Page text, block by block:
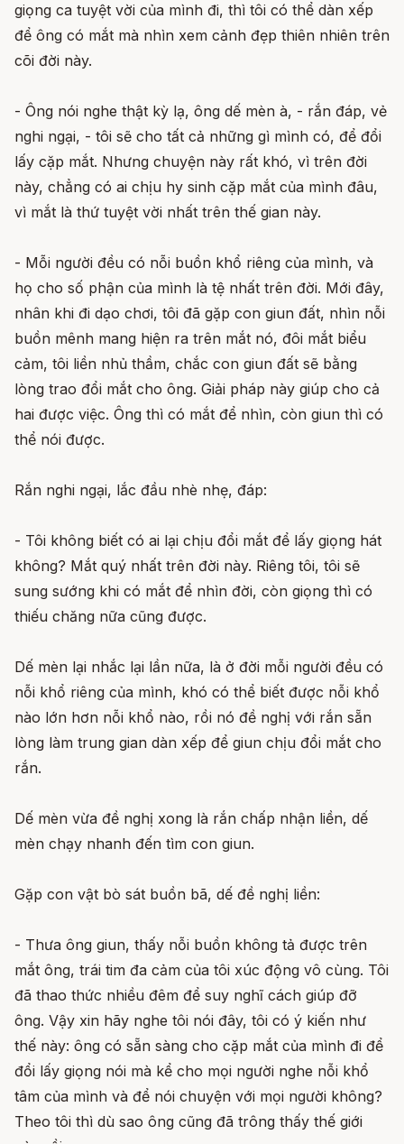
giọng ca tuyệt vời của mình đi, thì tôi có thể dàn xếp
để ông có mắt mà nhìn xem cảnh đẹp thiên nhiên trên
cõi đời này.
- Ông nói nghe thật kỳ lạ, ông dế mèn à, - rắn đáp, vẻ
nghi ngại, - tôi sẽ cho tất cả những gì mình có, để đổi
lấy cặp mắt. Nhưng chuyện này rất khó, vì trên đời
này, chẳng có ai chịu hy sinh cặp mắt của mình đâu,
vì mắt là thứ tuyệt vời nhất trên thế gian này.
- Mỗi người đều có nỗi buồn khổ riêng của mình, và
họ cho số phận của mình là tệ nhất trên đời. Mới đây,
nhân khi đi dạo chơi, tôi đã gặp con giun đất, nhìn nỗi
buồn mênh mang hiện ra trên mắt nó, đôi mắt biểu
cảm, tôi liền nhủ thầm, chắc con giun đất sẽ bằng
lòng trao đổi mắt cho ông. Giải pháp này giúp cho cả
hai được việc. Ông thì có mắt để nhìn, còn giun thì có
thể nói được.
Rắn nghi ngại, lắc đầu nhè nhẹ, đáp:
- Tôi không biết có ai lại chịu đổi mắt để lấy giọng hát
không? Mắt quý nhất trên đời này. Riêng tôi, tôi sẽ
sung sướng khi có mắt để nhìn đời, còn giọng thì có
thiếu chăng nữa cũng được.
Dế mèn lại nhắc lại lần nữa, là ở đời mỗi người đều có
nỗi khổ riêng của mình, khó có thể biết được nỗi khổ
nào lớn hơn nỗi khổ nào, rồi nó đề nghị với rắn sẵn
lòng làm trung gian dàn xếp để giun chịu đổi mắt cho
rắn.
Dế mèn vừa đề nghị xong là rắn chấp nhận liền, dế
mèn chạy nhanh đến tìm con giun.
Gặp con vật bò sát buồn bã, dế đề nghị liền:
- Thưa ông giun, thấy nỗi buồn không tả được trên
mắt ông, trái tim đa cảm của tôi xúc động vô cùng. Tôi
đã thao thức nhiều đêm để suy nghĩ cách giúp đỡ
ông. Vậy xin hãy nghe tôi nói đây, tôi có ý kiến như
thế này: ông có sẵn sàng cho cặp mắt của mình đi để
đổi lấy giọng nói mà kể cho mọi người nghe nỗi khổ
tâm của mình và để nói chuyện với mọi người không?
Theo tôi thì dù sao ông cũng đã trông thấy thế giới